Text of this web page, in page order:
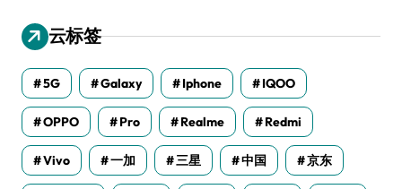
云标签
5G Galaxy Iphone IQOO
OPPO Pro Realme Redmi
Vivo 一加 三星 中国 京东